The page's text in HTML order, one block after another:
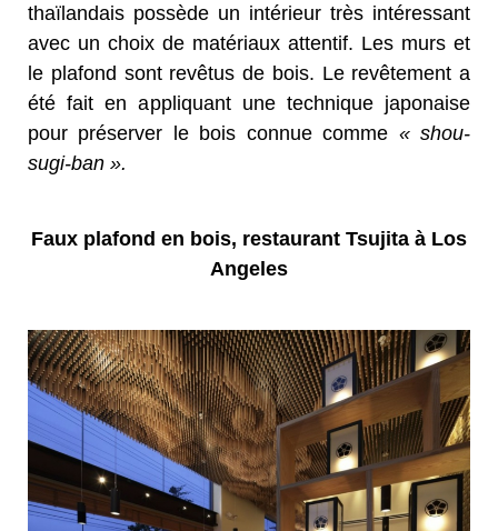
thaïlandais possède un intérieur très intéressant
avec un choix de matériaux attentif. Les murs et
le plafond sont revêtus de bois. Le revêtement a
été fait en appliquant une technique japonaise
pour préserver le bois connue comme « shou-
sugi-ban ».
Faux plafond en bois, restaurant Tsujita à Los
Angeles